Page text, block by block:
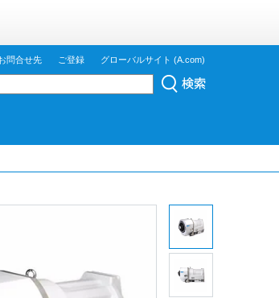
問合せ先 ご登録 グローバルサイト (A.com)